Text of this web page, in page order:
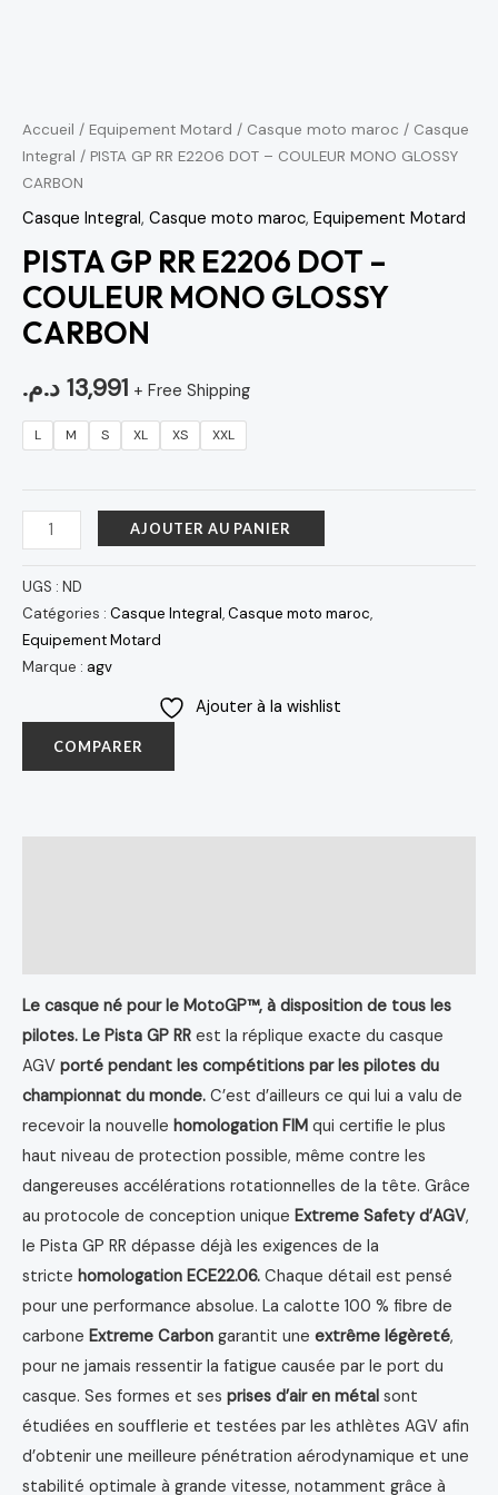
Accueil / Equipement Motard / Casque moto maroc / Casque
Integral / PISTA GP RR E2206 DOT – COULEUR MONO GLOSSY
CARBON
Casque Integral, Casque moto maroc, Equipement Motard
PISTA GP RR E2206 DOT –
COULEUR MONO GLOSSY
CARBON
13,991 د.م. + Free Shipping
L M S XL XS XXL
AJOUTER AU PANIER
UGS : ND
Catégories : Casque Integral,Casque moto maroc,
Equipement Motard
Marque : agv
Ajouter à la wishlist
COMPARER
Le casque né pour le MotoGP™, à disposition de tous les
pilotes. Le Pista GP RR est la réplique exacte du casque
AGV porté pendant les compétitions par les pilotes du
championnat du monde. C’est d’ailleurs ce qui lui a valu de
recevoir la nouvelle homologation FIM qui certifie le plus
haut niveau de protection possible, même contre les
dangereuses accélérations rotationnelles de la tête. Grâce
au protocole de conception unique Extreme Safety d’AGV,
le Pista GP RR dépasse déjà les exigences de la
stricte homologation ECE22.06. Chaque détail est pensé
pour une performance absolue. La calotte 100 % fibre de
carbone Extreme Carbon garantit une extrême légèreté,
pour ne jamais ressentir la fatigue causée par le port du
casque. Ses formes et ses prises d’air en métal sont
étudiées en soufflerie et testées par les athlètes AGV afin
d’obtenir une meilleure pénétration aérodynamique et une
stabilité optimale à grande vitesse, notamment grâce à